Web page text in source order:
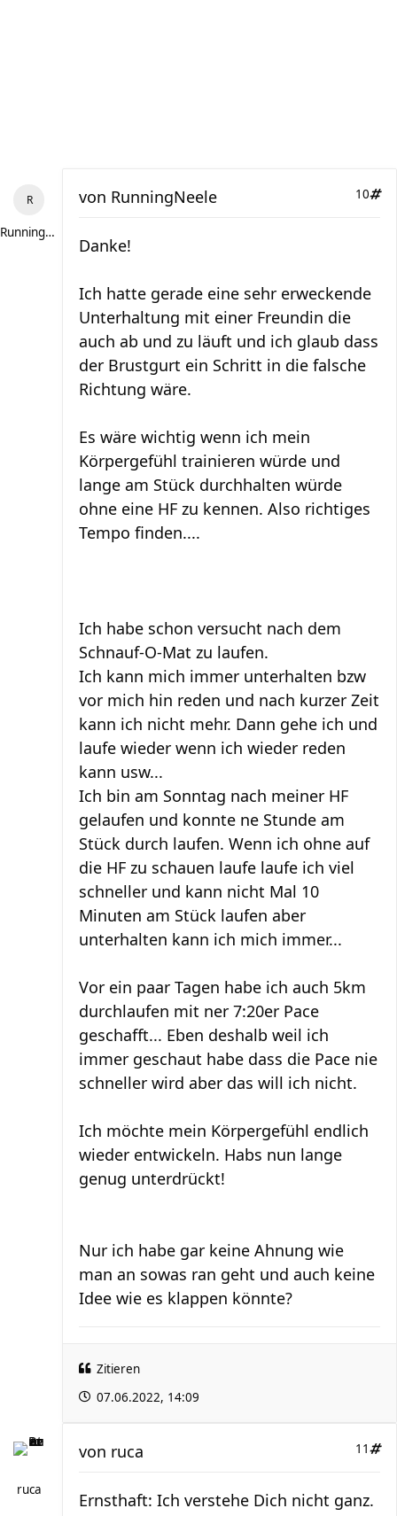
RunningNeele
10
von RunningNeele
Danke!
Ich hatte gerade eine sehr erweckende
Unterhaltung mit einer Freundin die
auch ab und zu läuft und ich glaub dass
der Brustgurt ein Schritt in die falsche
Richtung wäre.
Es wäre wichtig wenn ich mein
Körpergefühl trainieren würde und
lange am Stück durchhalten würde
ohne eine HF zu kennen. Also richtiges
Tempo finden....
Ich habe schon versucht nach dem
Schnauf-O-Mat zu laufen.
Ich kann mich immer unterhalten bzw
vor mich hin reden und nach kurzer Zeit
kann ich nicht mehr. Dann gehe ich und
laufe wieder wenn ich wieder reden
kann usw...
Ich bin am Sonntag nach meiner HF
gelaufen und konnte ne Stunde am
Stück durch laufen. Wenn ich ohne auf
die HF zu schauen laufe laufe ich viel
schneller und kann nicht Mal 10
Minuten am Stück laufen aber
unterhalten kann ich mich immer...
Vor ein paar Tagen habe ich auch 5km
durchlaufen mit ner 7:20er Pace
geschafft... Eben deshalb weil ich
immer geschaut habe dass die Pace nie
schneller wird aber das will ich nicht.
Ich möchte mein Körpergefühl endlich
wieder entwickeln. Habs nun lange
genug unterdrückt!
Nur ich habe gar keine Ahnung wie
man an sowas ran geht und auch keine
Idee wie es klappen könnte?
Zitieren
07.06.2022, 14:09
ruca
11
von ruca
Ernsthaft: Ich verstehe Dich nicht ganz.